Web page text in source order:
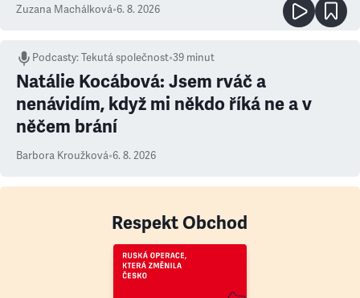
Zuzana Machálková•6. 8. 2026
Podcasty:Tekutá společnost•39 minut
Natálie Kocábová: Jsem rváč a
nenávidím, když mi někdo říká ne a v
něčem brání
Barbora Kroužková•6. 8. 2026
Respekt Obchod